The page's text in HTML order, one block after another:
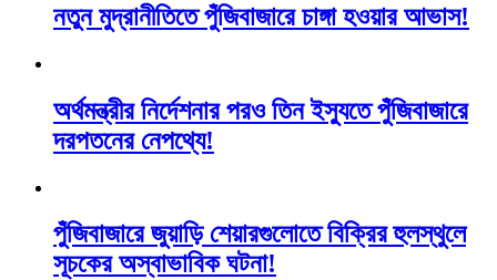
নতুন মুদ্রানীতিতে পুঁজিবাজারে চাঙ্গা হওয়ার আভাস!
অর্থমন্ত্রীর নির্দেশনার পরও তিন ইস্যুতে পুঁজিবাজারে
দরপতনের নেপথ্যে!
পুঁজিবাজারে জুয়াড়ি শেয়ারগুলোতে বিক্রির হুলস্থুলে
সূচকের অস্বাভাবিক ঘটনা!